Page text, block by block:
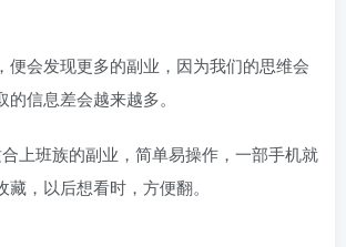
便会发现更多的副业，因为我们的思维会
信息差会越来越多。
上班族的副业，简单易操作，一部手机就
，以后想看时，方便翻。